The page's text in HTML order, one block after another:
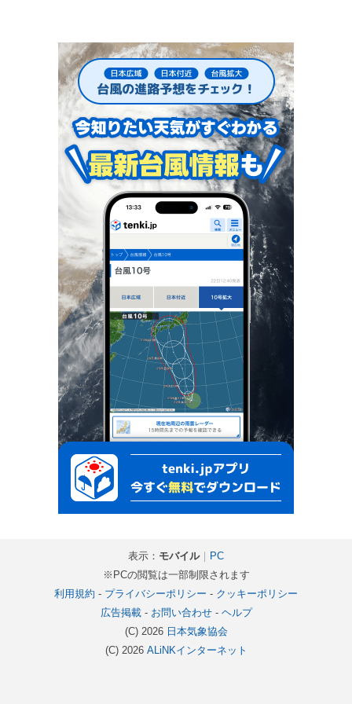
表示： モバイル｜
PC
※PCの閲覧は一部制限されます
利用規約 - プライバシーポリシー - クッキーポリシー
広告掲載- お問い合わせ- ヘルプ
(C) 2026 日本気象協会
(C) 2026 ALiNKインターネット